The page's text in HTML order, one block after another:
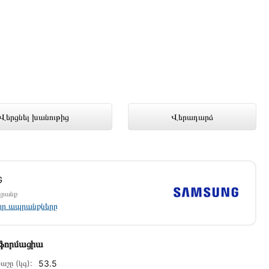
խանութից Վերադարձ
խանութում լավագույն գնով 1 846
ապրանքները
(կգ): 53.5